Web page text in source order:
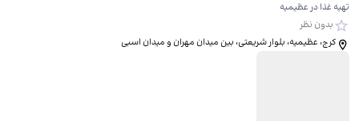
تهیه غذا در عظیمیه
بدون نظر
کرج، عظیمیه، بلوار شریعتی، بین میدان مهران و میدان اسبی